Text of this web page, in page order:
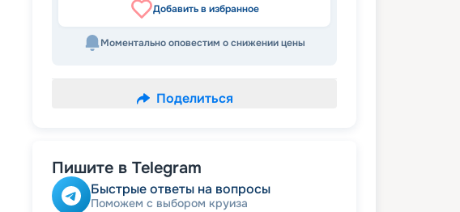
Добавить в избранное
Моментально оповестим о снижении цены
Поделиться
Пишите в Telegram
Быстрые ответы на вопросы
Поможем с выбором круиза